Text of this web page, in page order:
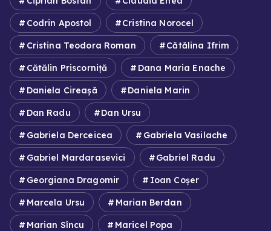
Codrin Apostol Cristina Norocel
Cristina Teodora Roman Cătălina Ifrim
Cătălin Priscorniță Dana Maria Enache
Daniela Cireașă Daniela Marin
Dan Radu Dan Ursu
Gabriela Derceicea Gabriela Vasilache
Gabriel Mardarasevici Gabriel Radu
Georgiana Dragomir Ioan Coșer
Marcela Ursu Marian Berdan
Marian Sîncu Maricel Popa